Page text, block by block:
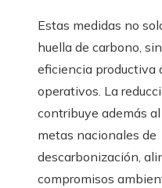
Estas medidas no
huella de carbono,
eficiencia productiva
operativos. La
contribuye además
metas nacionales de
descarbonización,
compromisos